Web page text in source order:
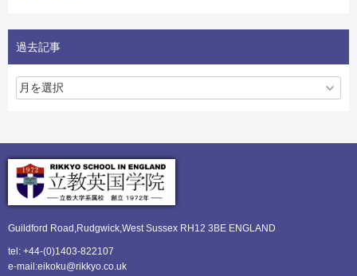
過去記事
Guildford Road,Rudgwick,West Sussex RH12 3BE ENGLAND
tel: +44-(0)1403-822107
e-mail:eikoku@rikkyo.co.uk